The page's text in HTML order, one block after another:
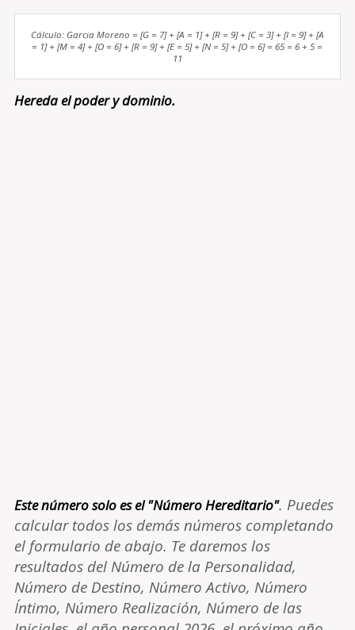
Cálculo: Garcia Moreno = [G = 7] + [A = 1] + [R = 9] + [C = 3] + [I = 9] + [A
= 1] + [M = 4] + [O = 6] + [R = 9] + [E = 5] + [N = 5] + [O = 6] = 65 = 6 + 5 =
11
Hereda el poder y dominio.
Este número solo es el "Número Hereditario". Puedes
calcular todos los demás números completando
el formulario de abajo. Te daremos los
resultados del Número de la Personalidad,
Número de Destino, Número Activo, Número
Íntimo, Número Realización, Número de las